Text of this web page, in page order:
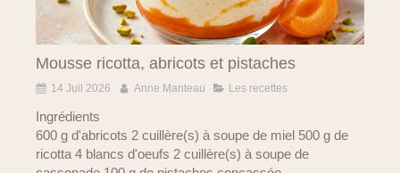
Mousse ricotta, abricots et pistaches
14 Juil 2026 Anne Manteau Les recettes
Ingrédients
600 g d'abricots 2 cuillère(s) à soupe de miel 500 g de
ricotta 4 blancs d'oeufs 2 cuillère(s) à soupe de